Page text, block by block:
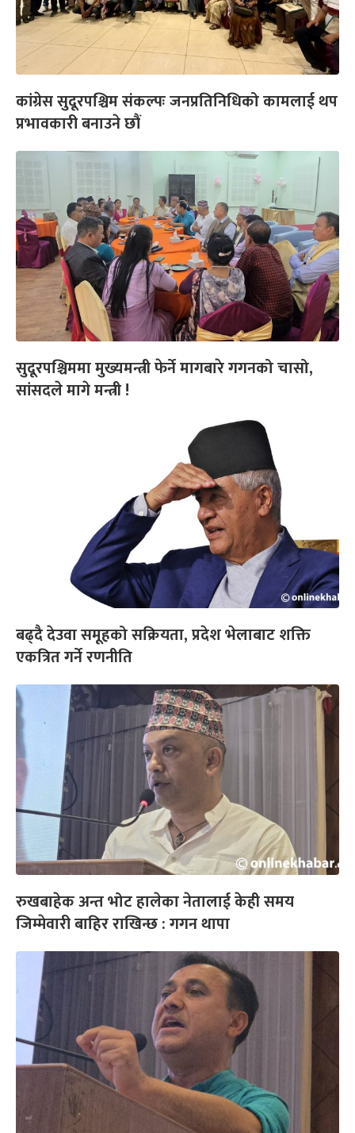
कांग्रेस सुदूरपश्चिम संकल्पः जनप्रतिनिधिको कामलाई थप
प्रभावकारी बनाउने छौं
सुदूरपश्चिममा मुख्यमन्त्री फेर्ने मागबारे गगनको चासो,
सांसदले मागे मन्त्री !
बढ्दै देउवा समूहको सक्रियता, प्रदेश भेलाबाट शक्ति
एकत्रित गर्ने रणनीति
रुखबाहेक अन्त भोट हालेका नेतालाई केही समय
जिम्मेवारी बाहिर राखिन्छ : गगन थापा